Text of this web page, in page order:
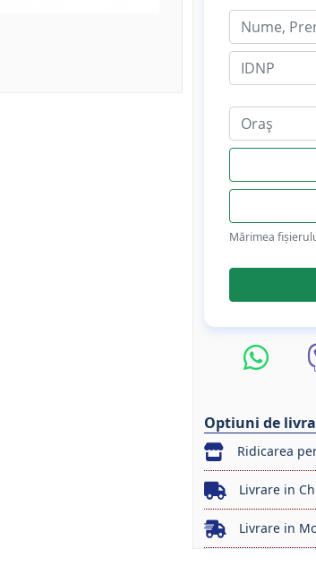
Mărimea
Optiuni de
Ridicarea
Livrare in
Livrare in